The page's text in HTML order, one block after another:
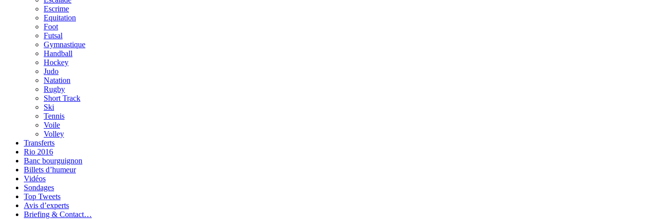
Escrime
Equitation
Foot
Futsal
Gymnastique
Handball
Hockey
Judo
Natation
Rugby
Short Track
Ski
Tennis
Voile
Volley
Transferts
Rio 2016
Banc bourguignon
Billets d’humeur
Vidéos
Sondages
Top Tweets
Avis d’experts
Briefing & Contact…